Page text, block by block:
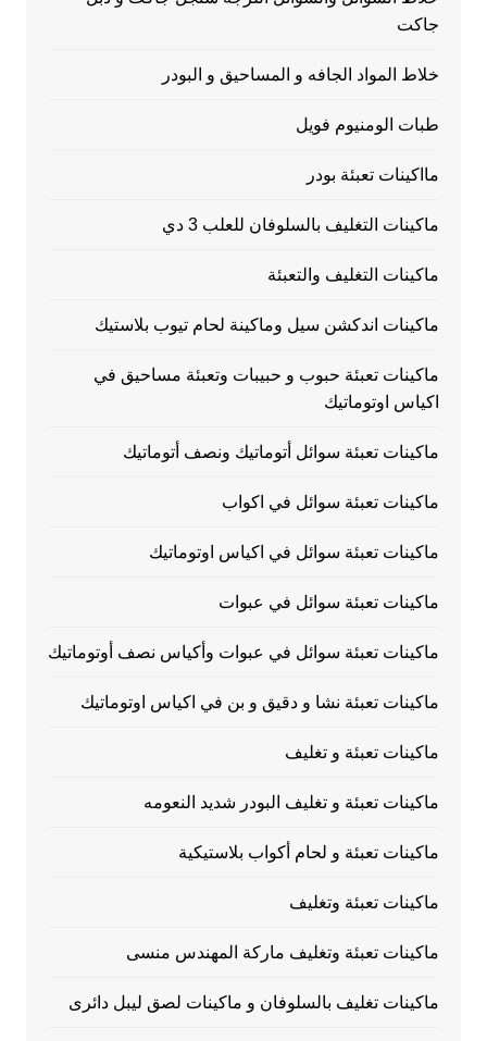
جاكت
خلاط المواد الجافه و المساحيق و البودر
طبات الومنيوم فويل
مااكينات تعبئة بودر
ماكينات التغليف بالسلوفان للعلب 3 دي
ماكينات التغليف والتعبئة
ماكينات اندكشن سيل وماكينة لحام تيوب بلاستيك
ماكينات تعبئة حبوب و حبيبات وتعبئة مساحيق في
اكياس اوتوماتيك
ماكينات تعبئة سوائل أتوماتيك ونصف أتوماتيك
ماكينات تعبئة سوائل في اكواب
ماكينات تعبئة سوائل في اكياس اوتوماتيك
ماكينات تعبئة سوائل في عبوات
ماكينات تعبئة سوائل في عبوات وأكياس نصف أوتوماتيك
ماكينات تعبئة نشا و دقيق و بن في اكياس اوتوماتيك
ماكينات تعبئة و تغليف
ماكينات تعبئة و تغليف البودر شديد النعومه
ماكينات تعبئة و لحام أكواب بلاستيكية
ماكينات تعبئة وتغليف
ماكينات تعبئة وتغليف ماركة المهندس منسى
ماكينات تغليف بالسلوفان و ماكينات لصق ليبل دائرى